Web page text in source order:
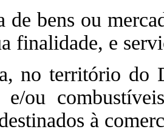
de bens ou
finalidade, e
no território do
e/ou
à